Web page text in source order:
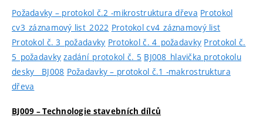
Požadavky – protokol č.2 -mikrostruktura dřeva Protokol
cv3_záznamový list_2022 Protokol cv4_záznamový list
Protokol č. 3_požadavky Protokol č. 4_požadavky Protokol č.
5_požadavky zadání_protokol č. 5 BJ008_hlavička protokolu
desky__BJ008 Požadavky – protokol č.1 -makrostruktura
dřeva
BJ009 – Technologie stavebních dílců